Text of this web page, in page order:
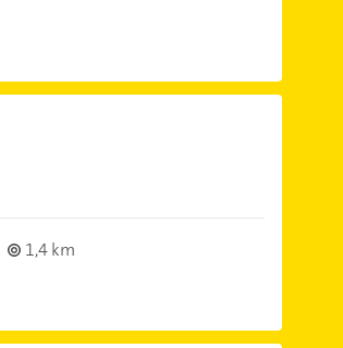
1,4 km